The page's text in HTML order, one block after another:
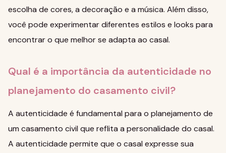
escolha de cores, a decoração e a música. Além disso,
você pode experimentar diferentes estilos e looks para
encontrar o que melhor se adapta ao casal.
Qual é a importância da autenticidade no
planejamento do casamento civil?
A autenticidade é fundamental para o planejamento de
um casamento civil que reflita a personalidade do casal.
A autenticidade permite que o casal expresse sua